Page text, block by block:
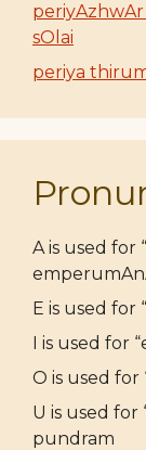
sOlai
periya
A is used for
E is used for
I is used for
O is used for
U is used for
pundram